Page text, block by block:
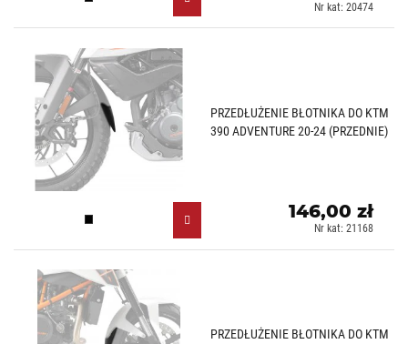
Nr kat: 20474
PRZEDŁUŻENIE BŁOTNIKA DO KTM
390 ADVENTURE 20-24 (PRZEDNIE)
Czarny (N)
146,00 zł
Nr kat: 21168
PRZEDŁUŻENIE BŁOTNIKA DO KTM